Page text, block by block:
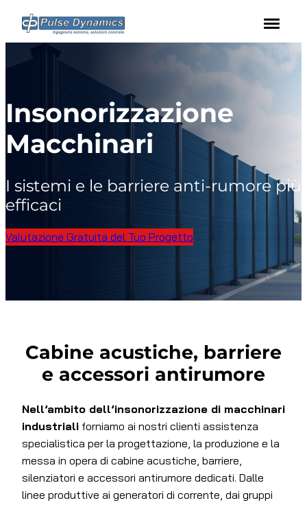
Insonorizzazione
Macchinari
I sistemi e le barriere anti-rumore più
efficaci
Valutazione Gratuita del Tuo Progetto
Cabine acustiche, barriere
e accessori antirumore
Nell’ambito dell’insonorizzazione di macchinari
industriali forniamo ai nostri clienti assistenza
specialistica per la progettazione, la produzione e la
messa in opera di cabine acustiche, barriere,
silenziatori e accessori antirumore dedicati. Dalle
linee produttive ai generatori di corrente, dai gruppi